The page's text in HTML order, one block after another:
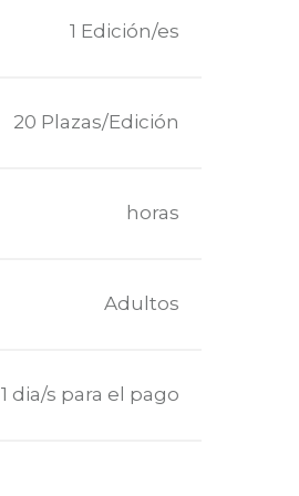
1 Edición/es
20 Plazas/Edición
horas
Adultos
1 dia/s para el pago